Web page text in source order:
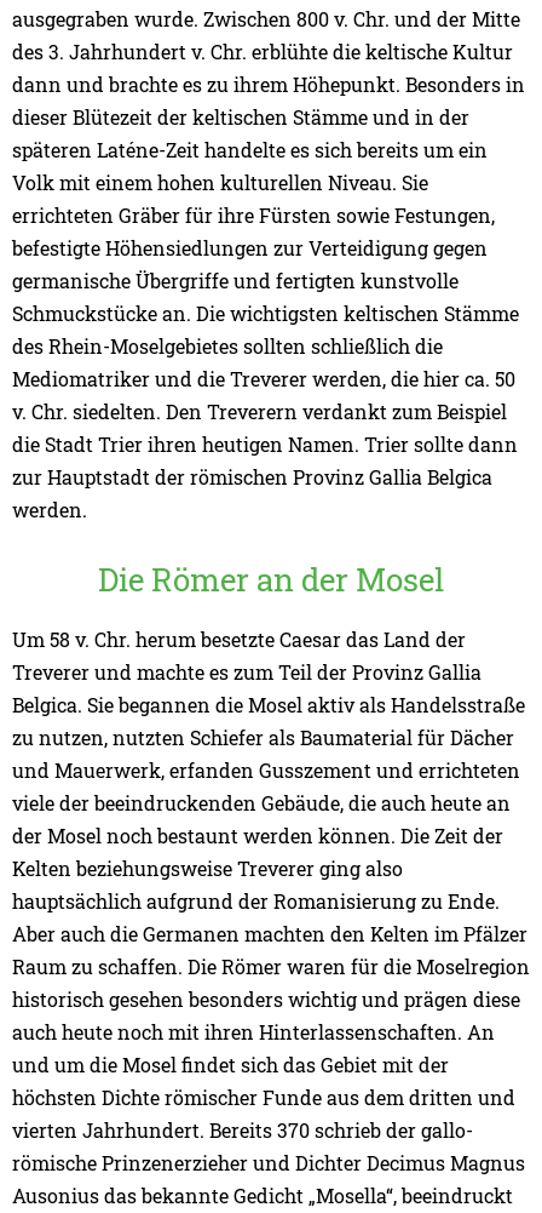
ausgegraben wurde. Zwischen 800 v. Chr. und der Mitte
des 3. Jahrhundert v. Chr. erblühte die keltische Kultur
dann und brachte es zu ihrem Höhepunkt. Besonders in
dieser Blütezeit der keltischen Stämme und in der
späteren Laténe-Zeit handelte es sich bereits um ein
Volk mit einem hohen kulturellen Niveau. Sie
errichteten Gräber für ihre Fürsten sowie Festungen,
befestigte Höhensiedlungen zur Verteidigung gegen
germanische Übergriffe und fertigten kunstvolle
Schmuckstücke an. Die wichtigsten keltischen Stämme
des Rhein-Moselgebietes sollten schließlich die
Mediomatriker und die Treverer werden, die hier ca. 50
v. Chr. siedelten. Den Treverern verdankt zum Beispiel
die Stadt Trier ihren heutigen Namen. Trier sollte dann
zur Hauptstadt der römischen Provinz Gallia Belgica
werden.
Die Römer an der Mosel
Um 58 v. Chr. herum besetzte Caesar das Land der
Treverer und machte es zum Teil der Provinz Gallia
Belgica. Sie begannen die Mosel aktiv als Handelsstraße
zu nutzen, nutzten Schiefer als Baumaterial für Dächer
und Mauerwerk, erfanden Gusszement und errichteten
viele der beeindruckenden Gebäude, die auch heute an
der Mosel noch bestaunt werden können. Die Zeit der
Kelten beziehungsweise Treverer ging also
hauptsächlich aufgrund der Romanisierung zu Ende.
Aber auch die Germanen machten den Kelten im Pfälzer
Raum zu schaffen. Die Römer waren für die Moselregion
historisch gesehen besonders wichtig und prägen diese
auch heute noch mit ihren Hinterlassenschaften. An
und um die Mosel findet sich das Gebiet mit der
höchsten Dichte römischer Funde aus dem dritten und
vierten Jahrhundert. Bereits 370 schrieb der gallo-
römische Prinzenerzieher und Dichter Decimus Magnus
Ausonius das bekannte Gedicht „Mosella“, beeindruckt